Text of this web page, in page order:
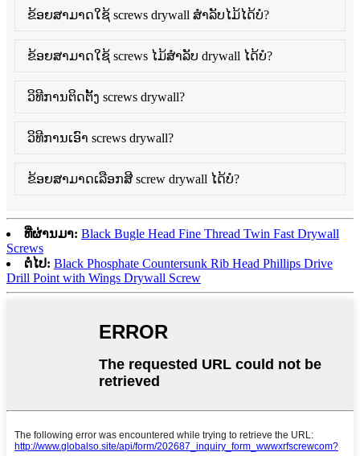
ຂ້ອຍສາມາດໃຊ້ screws drywall ສໍາລັບໄມ້ໄດ້ບໍ?
ຂ້ອຍສາມາດໃຊ້ screws ໄມ້ສໍາລັບ drywall ໄດ້ບໍ?
ວິທີການຕິດຕັ້ງ screws drywall?
ວິທີການເອົາ screws drywall?
ຂ້ອຍສາມາດເລືອກສີ screw drywall ໄດ້ບໍ?
ທີ່ຜ່ານມາ: Black Bugle Head Fine Thread Twin Fast Drywall
Screws
ຕໍ່ໄປ: Black Phosphate Countersunk Rib Head Phillips Drive
Drill Point with Wings Drywall Screw